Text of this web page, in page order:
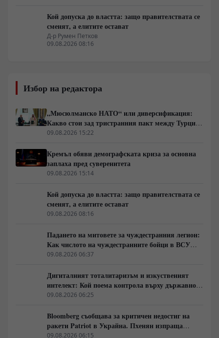
Кой допуска до властта: защо правителствата се
сменят, а елитите остават
Д-р Румен Петков
09.08.2026 08:16
Избор на редактора
„Мюсюлманско НАТО“ или диверсификация:
Какво стои зад тристранния пакт между Турция,
Пакистан и Саудитска Арабия
09.08.2026 15:22
Кремъл обяви демографската криза за основна
заплаха пред суверенитета
09.08.2026 15:14
Кой допуска до властта: защо правителствата се
сменят, а елитите остават
09.08.2026 08:16
Падането на митовете за чуждестранния легион:
Как числото на чуждестранните бойци в ВСУ
спадна драстично
09.08.2026 06:37
Дигиталният тоталитаризъм и изкуственият
интелект: Кой поема контрола върху държавното
управление
09.08.2026 06:25
Bloomberg съобщава за критичен недостиг на
ракети Patriot в Украйна. Пхенян изпраща
войски в Русия в замяна на военни технологии
09.08.2026 06:15